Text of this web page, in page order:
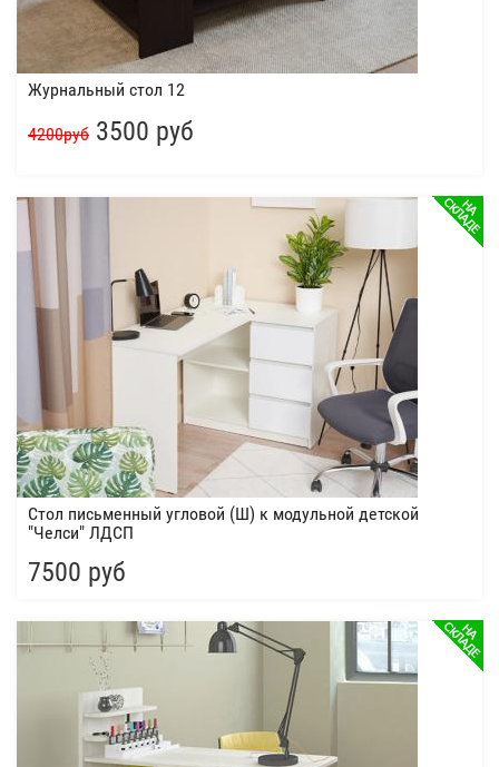
Журнальный стол 12
4200руб 3500 руб
Стол письменный угловой (Ш) к модульной детской
"Челси" ЛДСП
7500 руб